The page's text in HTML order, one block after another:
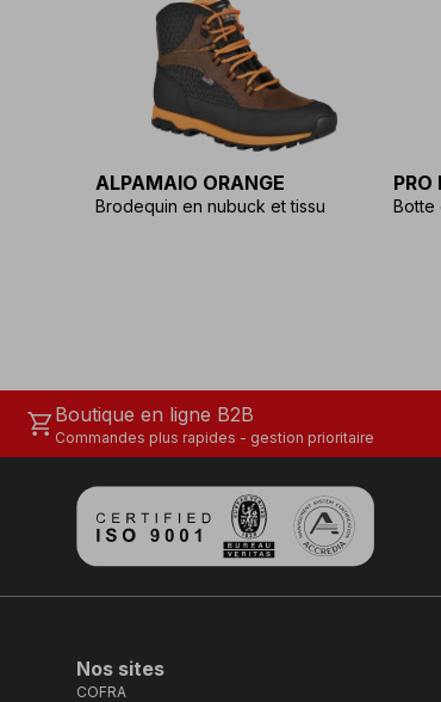
ALPAMAIO ORANGE
Brodequin en nubuck et tissu
PRO
Botte
shopping_cartBoutique en ligne B2B
Commandes plus rapides - gestion prioritaire
Nos sites
COFRA